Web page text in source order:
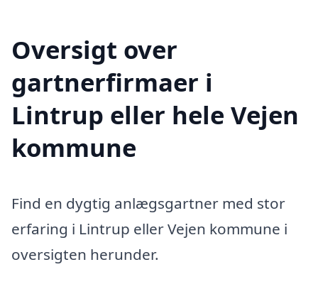
Oversigt over
gartnerfirmaer i
Lintrup eller hele Vejen
kommune
Find en dygtig anlægsgartner med stor
erfaring i Lintrup eller Vejen kommune i
oversigten herunder.